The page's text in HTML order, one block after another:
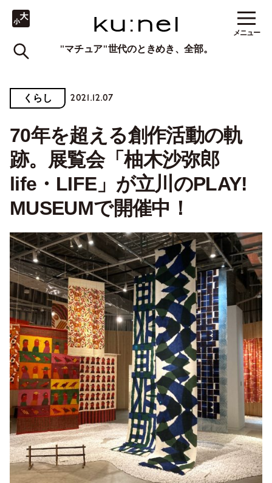
"マチュア"世代のときめき、全部。
メニュー
くらし 2021.12.07
70年を超える創作活動の軌
跡。展覧会「柚木沙弥郎
life・LIFE」が立川のPLAY!
MUSEUMで開催中！